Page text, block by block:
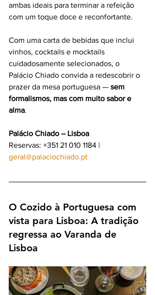
ambas ideais para terminar a refeição
com um toque doce e reconfortante.
Com uma carta de bebidas que inclui
vinhos, cocktails e mocktails
cuidadosamente selecionados, o
Palácio Chiado convida a redescobrir o
prazer da mesa portuguesa — sem
formalismos, mas com muito sabor e
alma.
Palácio Chiado – Lisboa
Reservas: +351 21 010 1184 |
geral@palaciochiado.pt
O Cozido à Portuguesa com
vista para Lisboa: A tradição
regressa ao Varanda de
Lisboa